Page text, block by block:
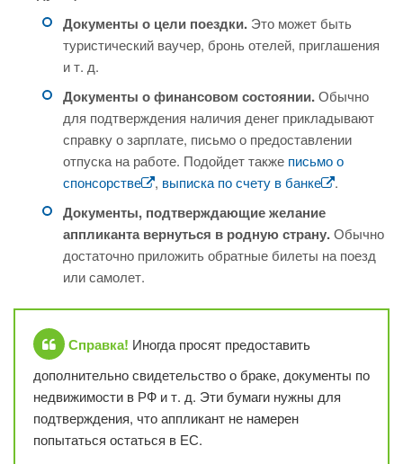
Документы о цели поездки. Это может быть
туристический ваучер, бронь отелей, приглашения
и т. д.
Документы о финансовом состоянии.Обычно
для подтверждения наличия денег прикладывают
справку о зарплате, письмо о предоставлении
отпуска на работе. Подойдет также письмо о
спонсорстве
, выписка по счету в банке .
Документы, подтверждающие желание
аппликанта вернуться в родную страну.Обычно
достаточно приложить обратные билеты на поезд
или самолет.
Справка! Иногда просят предоставить
дополнительно свидетельство о браке, документы по
недвижимости в РФ и т. д. Эти бумаги нужны для
подтверждения, что аппликант не намерен
попытаться остаться в ЕС.